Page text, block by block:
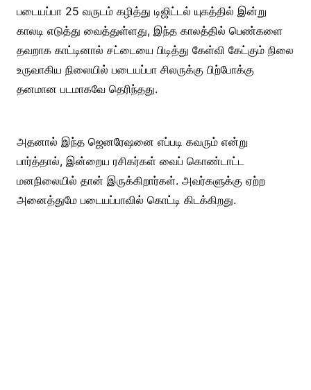
படையப்பா 25 வருடம் கழித்து டிஜிட்டல் யுகத்தில் இன்று
காலடி எடுத்து வைத்துள்ளது, இந்த காலத்தில் பெண்களை
தவறாக காட்டினால் சட்டையை பிடித்து கேள்வி கேட்கும் நிலை
உருவாகிய நிலையில் படையப்பா சிலருக்கு பிற்போக்கு
தனமான படமாகவே தெரிந்தது.
அதனால் இந்த ஜெனரேஷனை எப்படி கவரும் என்று
பார்த்தால், இன்றைய ரசிகர்கள் வைப் கொண்டாட்ட
மனநிலையில் தான் இருக்கிறார்கள். அவர்களுக்கு ஏற்ற
அனைத்துமே படையப்பாவில் கொட்டி கிடக்கிறது.